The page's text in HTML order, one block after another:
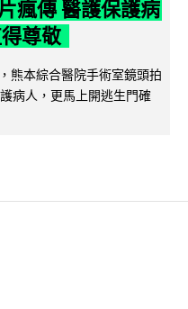
瘋傳 醫護保護病
尊敬
熊本綜合醫院手術室鏡頭拍
病人，更馬上開逃生門確